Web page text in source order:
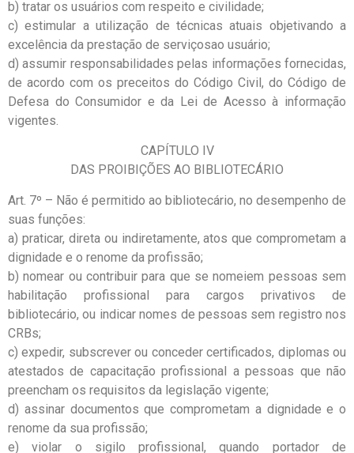
b) tratar os usuários com respeito e civilidade;
c) estimular a utilização de técnicas atuais objetivando a
excelência da prestação de serviçosao usuário;
d) assumir responsabilidades pelas informações fornecidas,
de acordo com os preceitos do Código Civil, do Código de
Defesa do Consumidor e da Lei de Acesso à informação
vigentes.
CAPÍTULO IV
DAS PROIBIÇÕES AO BIBLIOTECÁRIO
Art. 7º – Não é permitido ao bibliotecário, no desempenho de
suas funções:
a) praticar, direta ou indiretamente, atos que comprometam a
dignidade e o renome da profissão;
b) nomear ou contribuir para que se nomeiem pessoas sem
habilitação profissional para cargos privativos de
bibliotecário, ou indicar nomes de pessoas sem registro nos
CRBs;
c) expedir, subscrever ou conceder certificados, diplomas ou
atestados de capacitação profissional a pessoas que não
preencham os requisitos da legislação vigente;
d) assinar documentos que comprometam a dignidade e o
renome da sua profissão;
e) violar o sigilo profissional, quando portador de